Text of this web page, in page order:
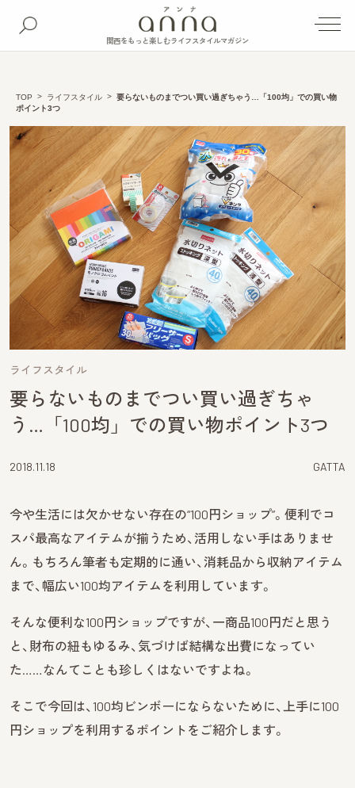
関西をもっと楽しむライフスタイルマガジン
TOP ライフスタイル
要らないものまでつい買い過ぎちゃう…「100均」での買い物
ポイント3つ
ライフスタイル
要らないものまでつい買い過ぎちゃ
う…「100均」での買い物ポイント3つ
2018.11.18 GATTA
今や生活には欠かせない存在の“100円ショップ”。便利でコ
スパ最高なアイテムが揃うため、活用しない手はありませ
ん。もちろん筆者も定期的に通い、消耗品から収納アイテム
まで、幅広い100均アイテムを利用しています。
そんな便利な100円ショップですが、一商品100円だと思う
と、財布の紐もゆるみ、気づけば結構な出費になってい
た……なんてことも珍しくはないですよね。
そこで今回は、100均ビンボーにならないために、上手に100
円ショップを利用するポイントをご紹介します。